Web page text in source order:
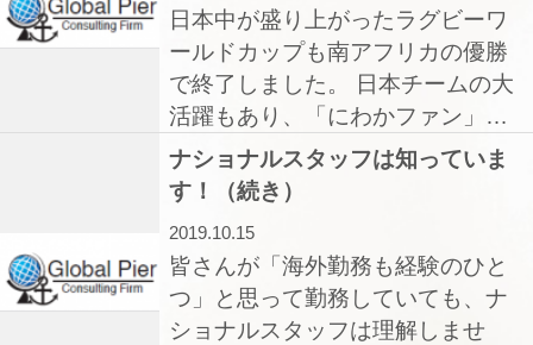
日本中が盛り上がったラグビーワ
ールドカップも南アフリカの優勝
で終了しました。 日本チームの大
活躍もあり、「にわかファン」…
ナショナルスタッフは知っていま
す！（続き）
2019.10.15
皆さんが「海外勤務も経験のひと
つ」と思って勤務していても、ナ
ショナルスタッフは理解しませ